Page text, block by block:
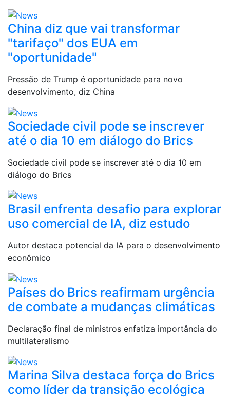
China diz que vai transformar
"tarifaço" dos EUA em
"oportunidade"
Pressão de Trump é oportunidade para novo
desenvolvimento, diz China
Sociedade civil pode se inscrever
até o dia 10 em diálogo do Brics
Sociedade civil pode se inscrever até o dia 10 em
diálogo do Brics
Brasil enfrenta desafio para explorar
uso comercial de IA, diz estudo
Autor destaca potencial da IA para o desenvolvimento
econômico
Países do Brics reafirmam urgência
de combate a mudanças climáticas
Declaração final de ministros enfatiza importância do
multilateralismo
Marina Silva destaca força do Brics
como líder da transição ecológica